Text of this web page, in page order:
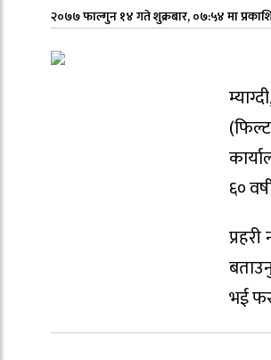
२०७७ फाल्गुन १४ गते शुक्रबार, ०७:५४ मा
६०
भई